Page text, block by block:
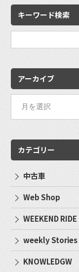
キーワード検索
アーカイブ
カテゴリー
中古車
Web Shop
WEEKEND RIDE
weekly Stories
KNOWLEDGW